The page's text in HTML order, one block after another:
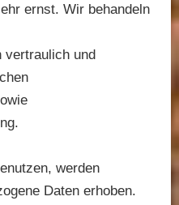
ernst. Wir behandeln
vertraulich und
werden
Daten erhoben.